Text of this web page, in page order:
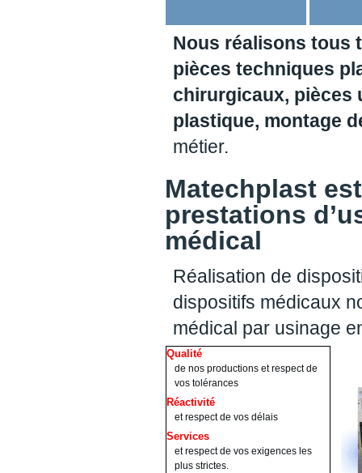
Nous réalisons tous
pièces techniques
chirurgicaux, pièces
plastique, montage
métier.
Matechplast
prestations
médical
Réalisation de
dispositifs médicaux
médical par usinage
Qualité
de nos productions et respect de
vos tolérances
Réactivité
et respect de vos délais
Services
et respect de vos exigences les
plus strictes.